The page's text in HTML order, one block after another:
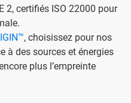
2, certifiés ISO 22000 pour
, choisissez pour nos
à des sources et énergies
plus l’empreinte